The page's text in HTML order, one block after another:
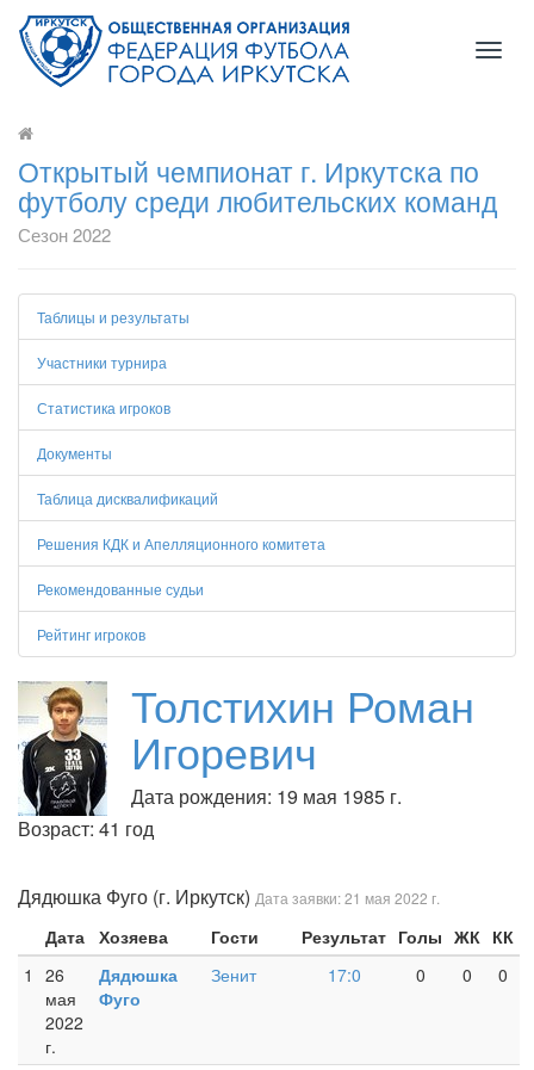
Открытый чемпионат г. Иркутска по
футболу среди любительских команд
Сезон 2022
Таблицы и результаты
Участники турнира
Статистика игроков
Документы
Таблица дисквалификаций
Решения КДК и Апелляционного комитета
Рекомендованные судьи
Рейтинг игроков
Толстихин Роман
Игоревич
Дата рождения: 19 мая 1985 г.
Возраст: 41 год
Дядюшка Фуго (г. Иркутск) Дата заявки: 21 мая 2022 г.
Дата Хозяева Гости Результат Голы ЖК КК
1
26
мая
2022
г.
Дядюшка
Фуго
Зенит 17:0 0 0 0